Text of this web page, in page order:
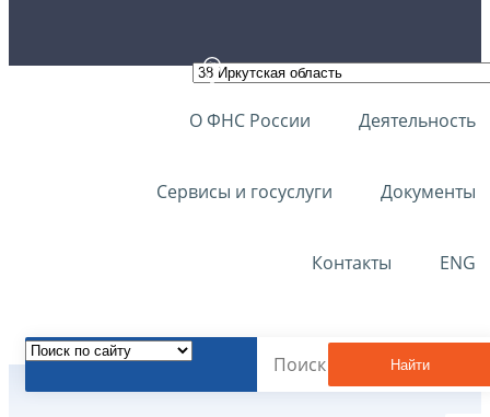
О ФНС России Деятельность
Сервисы и госуслуги Документы
Контакты ENG
Найти